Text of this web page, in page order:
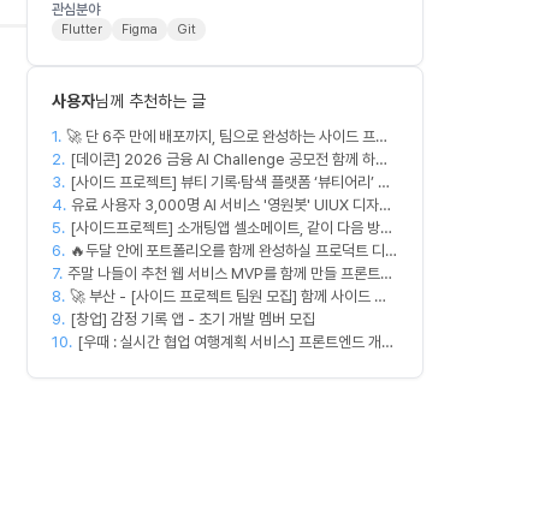
관심분야
Flutter Figma Git
사용자님께 추천하는 글
1. 🚀 단 6주 만에 배포까지, 팀으로 완성하는 사이드 프로
젝트 [스위프 웹 15기] 🚀
2. [데이콘] 2026 금융 AI Challenge 공모전 함께 하실
프론트엔드, 백엔드, 디자이너 구합니다!
3. [사이드 프로젝트] 뷰티 기록·탐색 플랫폼 ‘뷰티어리’ 디
자이너·프론트엔드·백엔드 팀원을 모집합니다
4. 유료 사용자 3,000명 AI 서비스 '영원봇' UIUX 디자인
팀원 모집
5. [사이드프로젝트] 소개팅앱 셀소메이트, 같이 다음 방향
잡아볼 분 구합니다
6. 🔥두달 안에 포트폴리오를 함께 완성하실 프로덕트 디자
이너를 찾습니다!🔥
7. 주말 나들이 추천 웹 서비스 MVP를 함께 만들 프론트엔
드/디자이너 모집합니다
8. 🚀 부산 - [사이드 프로젝트 팀원 모집] 함께 사이드 프
로젝트 진행할 팀원 모집합니다. 🚀
9. [창업] 감정 기록 앱 - 초기 개발 멤버 모집
10. [우때 : 실시간 협업 여행계획 서비스] 프론트엔드 개발